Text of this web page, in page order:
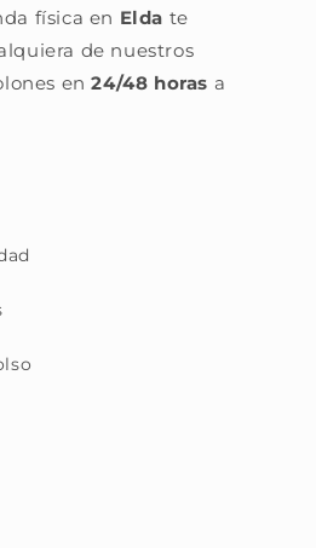
física en Elda te
de nuestros
en24/48 horas a